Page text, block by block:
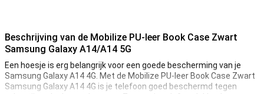
Beschrijving van de Mobilize PU-leer Book Case Zwart
Samsung Galaxy A14/A14 5G
Een hoesje is erg belangrijk voor een goede bescherming van je
Samsung Galaxy A14 4G. Met de Mobilize PU-leer Book Case Zwart
Samsung Galaxy A14 4G is je telefoon goed beschermd tegen